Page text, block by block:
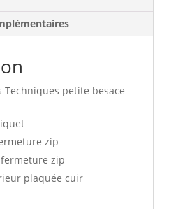
Techniques petite besace
zip
zip
plaquée cuir